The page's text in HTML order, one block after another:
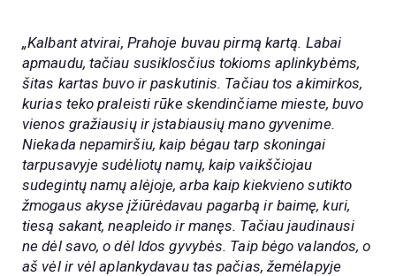
„Kalbant atvirai, Prahoje buvau pirmą kartą. Labai
apmaudu, tačiau susiklosčius tokioms aplinkybėms,
šitas kartas buvo ir paskutinis. Tačiau tos akimirkos,
kurias teko praleisti rūke skendinčiame mieste, buvo
vienos gražiausių ir įstabiausių mano gyvenime.
Niekada nepamiršiu, kaip bėgau tarp skoningai
tarpusavyje sudėliotų namų, kaip vaikščiojau
sudegintų namų alėjoje, arba kaip kiekvieno sutikto
žmogaus akyse įžiūrėdavau pagarbą ir baimę, kuri,
tiesą sakant, neapleido ir manęs. Tačiau jaudinausi
ne dėl savo, o dėl Idos gyvybės. Taip bėgo valandos, o
aš vėl ir vėl aplankydavau tas pačias, žemėlapyje